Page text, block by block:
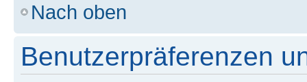
Nach oben
Benutzerpräferenzen